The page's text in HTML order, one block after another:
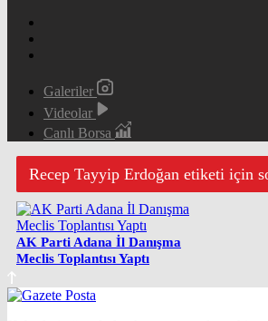
Galeriler
Videolar
Canlı Borsa
Recep Tayyip Erdoğan etiketi için
AK Parti Adana İl Danışma
Meclis Toplantısı Yaptı